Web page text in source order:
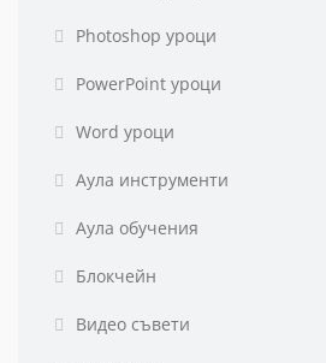
Photoshop уроци
PowerPoint уроци
Word уроци
Аула инструменти
Аула обучения
Блокчейн
Видео съвети